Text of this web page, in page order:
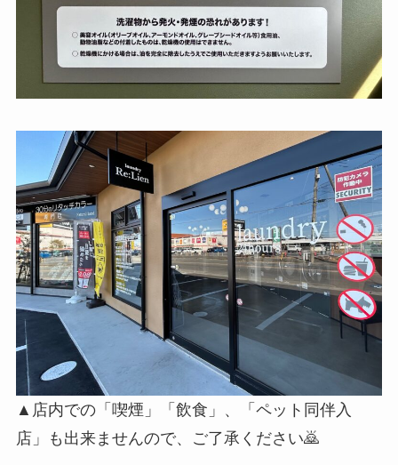
▲店内での「喫煙」「飲食」、「ペット同伴入
店」も出来ませんので、ご了承ください🙇